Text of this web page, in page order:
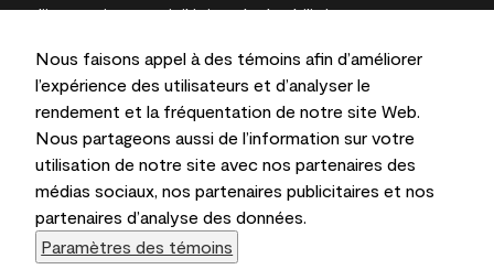
Nous faisons appel à des témoins afin d’améliorer
l’expérience des utilisateurs et d’analyser le
rendement et la fréquentation de notre site Web.
Nous partageons aussi de l’information sur votre
utilisation de notre site avec nos partenaires des
médias sociaux, nos partenaires publicitaires et nos
partenaires d’analyse des données.
Paramètres des témoins
l’innovation et privilégions la durabilité pour
l’expertise locale.
Les couleurs représentées à l’écran et sur les
documents imprimés peuvent différer des couleurs
en contenant.